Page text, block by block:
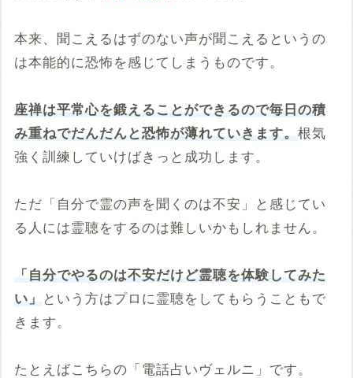
本来、聞こえるはずのない声が聞こえるというの
は本能的に恐怖を感じてしまうものです。
座禅は平常心を鍛えることができるので毎日の積
み重ねでだんだんと恐怖が薄れていきます。根気
強く訓練していけばきっと成功します。
ただ「自分で霊の声を聞くのは不安」と感じてい
る人には霊聴をするのは難しいかもしれません。
「自分でやるのは不安だけど霊聴を体験してみた
い」という方はプロに霊聴をしてもらうこともで
きます。
たとえばこちらの「電話占いヴェルニ」です。